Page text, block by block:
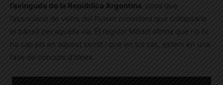
l’avinguda de la República Argentina , cosa que
l’associació de veïns del Putxet considera que col·lapsaria
el trànsit per aquella via. El regidor Mòdol afirma que no hi
ha cap pla en aquest sentit i que en tot cas, estem en una
fase de concurs d’idees.